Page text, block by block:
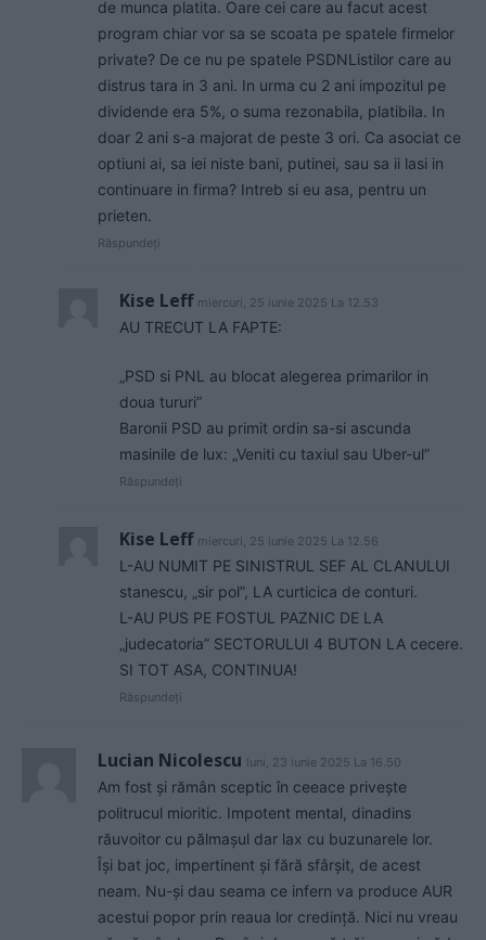
de munca platita. Oare cei care au facut acest
program chiar vor sa se scoata pe spatele firmelor
private? De ce nu pe spatele PSDNListilor care au
distrus tara in 3 ani. In urma cu 2 ani impozitul pe
dividende era 5%, o suma rezonabila, platibila. In
doar 2 ani s-a majorat de peste 3 ori. Ca asociat ce
optiuni ai, sa iei niste bani, putinei, sau sa ii lasi in
continuare in firma? Intreb si eu asa, pentru un
prieten.
Răspundeți
Kise Leff miercuri, 25 iunie 2025 La 12.53
AU TRECUT LA FAPTE:
„PSD si PNL au blocat alegerea primarilor in
doua tururi”
Baronii PSD au primit ordin sa-si ascunda
masinile de lux: „Veniti cu taxiul sau Uber-ul”
Răspundeți
Kise Leff miercuri, 25 iunie 2025 La 12.56
L-AU NUMIT PE SINISTRUL SEF AL CLANULUI
stanescu, „sir pol”, LA curticica de conturi.
L-AU PUS PE FOSTUL PAZNIC DE LA
„judecatoria” SECTORULUI 4 BUTON LA cecere.
SI TOT ASA, CONTINUA!
Răspundeți
Lucian Nicolescu luni, 23 iunie 2025 La 16.50
Am fost și rămân sceptic în ceeace privește
politrucul mioritic. Impotent mental, dinadins
răuvoitor cu pălmașul dar lax cu buzunarele lor.
Își bat joc, impertinent și fără sfârșit, de acest
neam. Nu-și dau seama ce infern va produce AUR
acestui popor prin reaua lor credință. Nici nu vreau